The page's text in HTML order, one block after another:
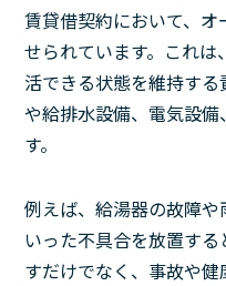
賃貸借契約において、
せられています。これ
活できる状態を維持す
や給排水設備、電気設
す。
例えば、給湯器の故障
いった不具合を放置す
すだけでなく、事故や